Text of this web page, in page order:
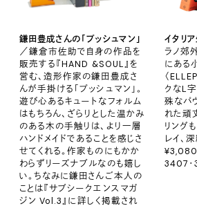
鎌田豊成さんの「プッシュマン」
／鎌倉市佐助で自身の作品を
販売する『HAND &SOUL』を
営む、造形作家の鎌田豊成さ
んが手掛ける「プッシュマン」。
遊び心あるキュートなフォルム
はもちろん、ざらりとした温かみ
のある木の手触りは、より一層
ハンドメイドであることを感じさ
せてくれる。作家ものにもかか
わらずリーズナブルなのも嬉し
い。ちなみに鎌田さんご本人の
ことは『サブシークエンスマガ
ジン Vol.3』に詳しく掲載され
イタリ
ラノ郊
にある
〈
クなL
殊なパ
れた頑
リング
レイ、
¥3,080
3407・